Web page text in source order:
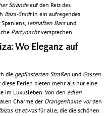
Strändeauf den Reiz des
Ibiza-Stadt in ein aufregendes
Spaniens, lebhaften Barsund
Partynachtversprechen.
Wo Eleganz auf
die gepflasterten Straßen und Gassen
Ferien bieten mehr als nur eine
im Luxusleben. Von den edlen
Charme der Orangenhaine vorden
ist etwasfür alle, die die schönen